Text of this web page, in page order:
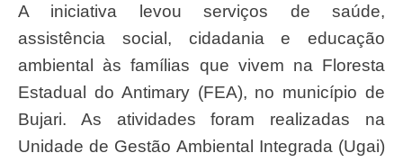
A iniciativa levou serviços de saúde,
assistência social, cidadania e educação
ambiental às famílias que vivem na Floresta
Estadual do Antimary (FEA), no município de
Bujari. As atividades foram realizadas na
Unidade de Gestão Ambiental Integrada (Ugai)